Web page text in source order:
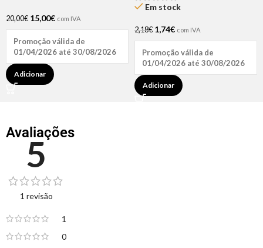
20,00€ 15,00€ com IVA
Promoção válida de
01/04/2026 até 30/08/2026
Adicionar
Em stock
2,18€ 1,74€ com IVA
Promoção válida de
01/04/2026 até 30/08/2026
Adicionar
Avaliações
5
1 revisão
1
0